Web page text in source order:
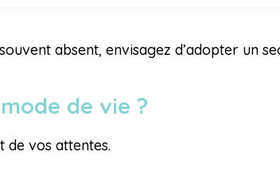
absent, envisagez d’adopter un
de vie ?
de vos attentes.